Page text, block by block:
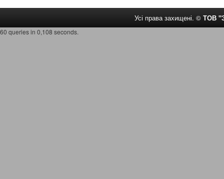
Усі права захищені. © ТОВ
60 queries in 0,108 seconds.